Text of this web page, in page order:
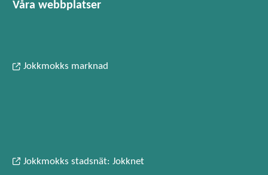
Våra webbplatser
Jokkmokks marknad
Jokkmokks stadsnät: Jokknet